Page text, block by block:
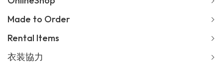
Made to Order
Rental Items
衣装協力